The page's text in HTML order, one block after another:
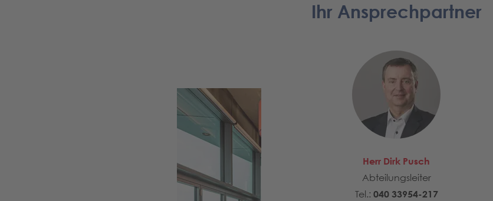
Ihr Ansprechpartner
Herr Dirk Pusch
Abteilungsleiter
Tel.: 040 33954-217